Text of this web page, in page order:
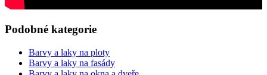
Podobné kategorie
Barvy a laky na ploty
Barvy a laky na fasády